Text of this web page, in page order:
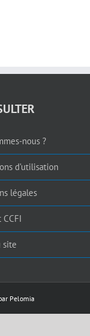
nous ?
d’utilisation
légales
CCFI
site
Pelomia